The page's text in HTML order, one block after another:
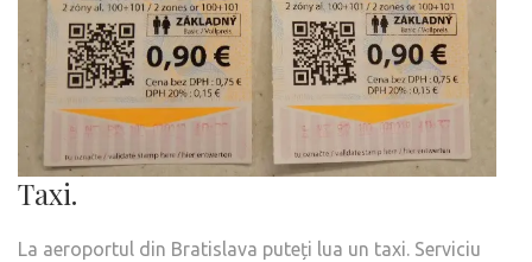
Taxi.
La aeroportul din Bratislava puteți lua un taxi. Serviciu